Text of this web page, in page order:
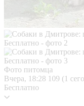
Фото питомца
Вчера, 18:28 109 (1
Бесплатно